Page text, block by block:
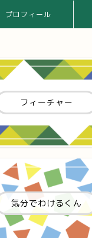
プロフィール
フィーチャー
気分でわけるくん